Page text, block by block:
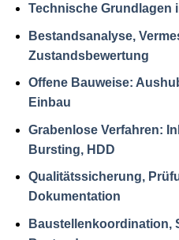
Technische Grundlagen
Bestandsanalyse,
Zustandsbewertung
Offene Bauweise:
Einbau
Grabenlose Verfahren:
Bursting, HDD
Qualitätssicherung,
Dokumentation
Baustellenkoordination,